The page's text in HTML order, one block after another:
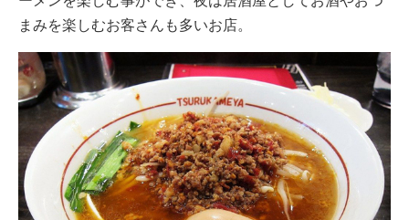
まみを楽しむお客さんも多いお店。